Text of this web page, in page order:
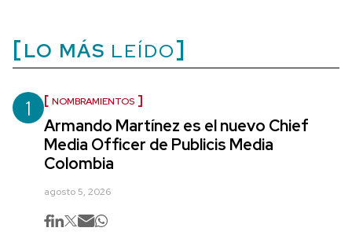
LO MÁS LEÍDO
1 NOMBRAMIENTOS
Armando Martínez es el nuevo Chief
Media Officer de Publicis Media
Colombia
agosto 5, 2026